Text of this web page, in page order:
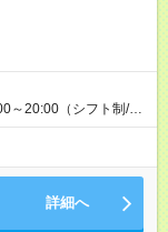
150個配達×25日勤務
～20:00（シフト制/実
4も有り） ※配達状況に
より多少の前後あり
詳細へ